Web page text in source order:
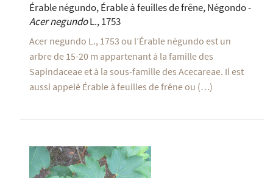
Érable négundo, Érable à feuilles de frêne, Négondo -
Acer negundoL., 1753
Acer negundo L., 1753 ou l’Érable négundo est un
arbre de 15-20 m appartenant à la famille des
Sapindaceae et à la sous-famille des Acecareae. Il est
aussi appelé Érable à feuilles de frêne ou (…)